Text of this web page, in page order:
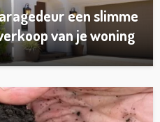
een slimme
van je woning